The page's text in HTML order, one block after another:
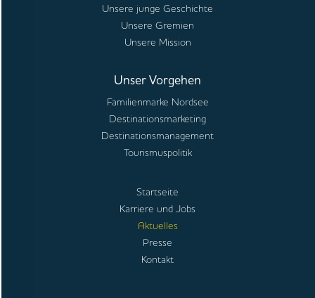
Unsere junge Geschichte
Unsere Gremien
Unsere Mission
Unser Vorgehen
Familienmarke Nordsee
Destinationsmarketing
Destinationsmanagement
Tourismuspolitik
Startseite
Karriere und Jobs
Aktuelles
Presse
Kontakt